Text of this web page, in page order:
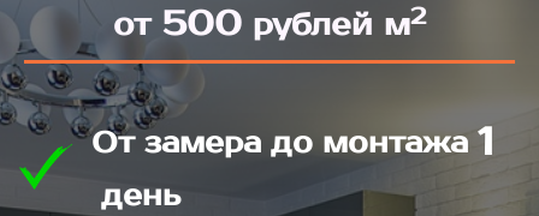
от 500 рублей м2
От замера до монтажа 1
день